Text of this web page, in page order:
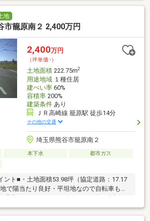
地
市籠原南２ 2,400万円
2,400万円
（坪単価:-）
土地面積222.75m2
用途地域１種住居
建ぺい率60%
容積率200%
建築条件あり
ＪＲ高崎線 籠原駅 徒歩14分
その他の交通
埼玉県熊谷市籠原南２
本下水
都市ガス
ント■・土地面積53.98坪（協定道路：17.17
で陽当たり良好・平坦地なので自転車も
環境■・ドラッグストア・コンビニが近く、
る♪・クリーニング・銀行も徒歩圏内で生活
で徒歩14分で通勤通学にも便利・三尻小学